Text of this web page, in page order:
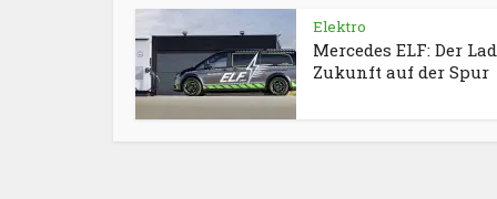
Elektro
Mercedes ELF: Der
Zukunft auf der Spur